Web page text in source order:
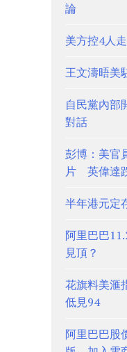
論
美方控4人
王文濤晤美
自民黨內部
對話
彭博：美官
片 英偉達
半年港元定
阿里巴巴
見頂？
花旗料美滙
低見94
阿里巴巴